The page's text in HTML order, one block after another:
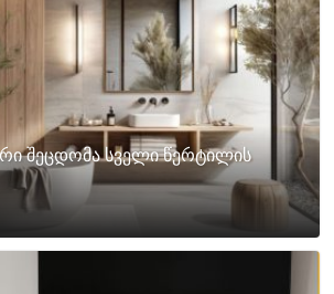
შეცდომა სველი წერტილის